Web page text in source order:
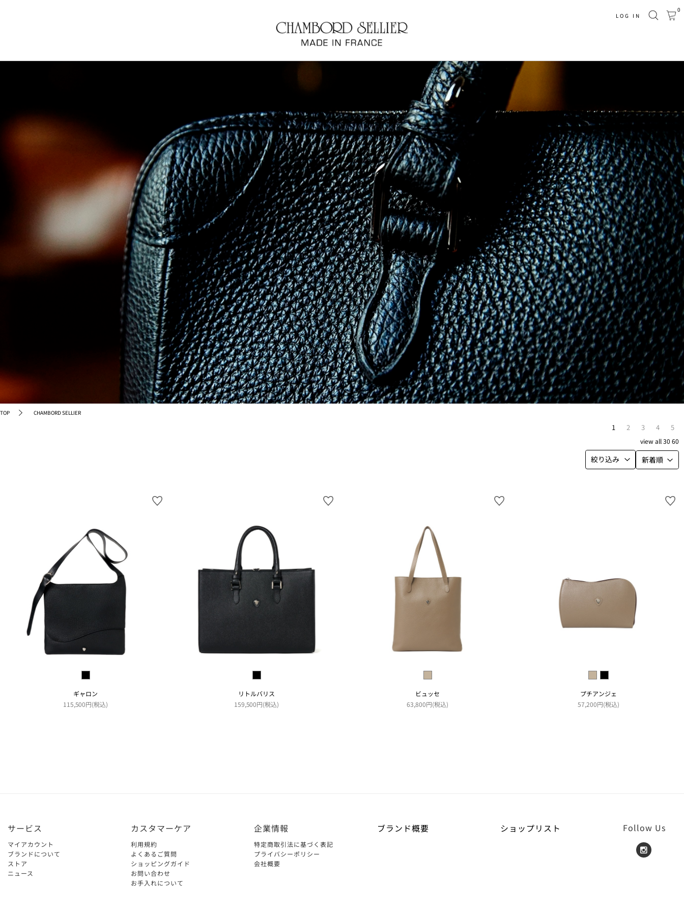
LOG IN
0
TOP CHAMBORD SELLIER
絞り込み 新着順
viewall30 60
1 2 3 4 5
ギャロン
115,500円(税込)
リトルバリス
159,500円(税込)
ビュッセ
63,800円(税込)
プチアンジェ
57,200円(税込)
サービス
マイアカウント
ブランドについて
ストア
ニュース
カスタマーケア
利用規約
よくあるご質問
ショッピングガイド
お問い合わせ
お手入れについて
企業情報
特定商取引法に基づく表記
プライバシーポリシー
会社概要
ブランド概要 ショップリスト Follow Us